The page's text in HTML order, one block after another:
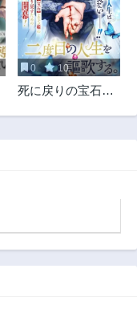
0 10
死に戻りの宝石姫